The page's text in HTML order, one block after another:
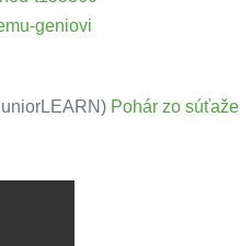
geniovi
Pohár zo súťaže